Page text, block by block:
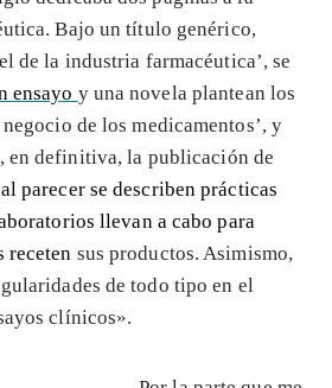
Bajo un título genérico,
de la industria farmacéutica’, se
ensayo y una novela plantean los
de los medicamentos’, y
, en definitiva, la publicación de
al parecer se describen prácticas
llevan a cabo para
receten sus productos. Asimismo,
de todo tipo en el
clínicos».